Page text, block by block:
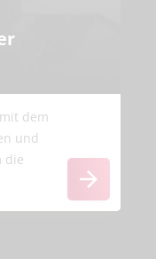
dem
und
die